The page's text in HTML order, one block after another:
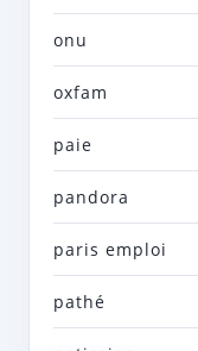
onu
oxfam
paie
pandora
paris emploi
pathé